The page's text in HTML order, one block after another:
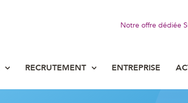
Notre offre dédiée
RECRUTEMENT ENTREPRISE